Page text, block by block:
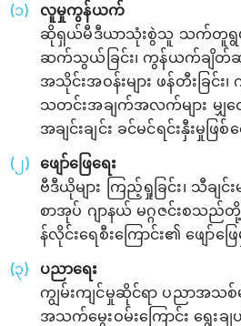
လူမှုကွန်ယက်
ဆိုရှယ်မီဒီယာသုံးစွဲသူ သက်တူရွယ်
ဆက်သွယ်ခြင်း၊ ကွန်ယက်ချိတ်ဆ
အသိုင်းအဝန်းများ ဖန်တီးခြင်
သတင်းအချက်အလက်များ မျှဝ
အချင်းချင်း ခင်မင်ရင်းနှီးမှုဖြ
ဖျော်ဖြေရေး
ဗီဒီယိုများ ကြည့်ရှုခြင်း၊ သီချင်းမ
စာအုပ် ဂျာနယ် မဂ္ဂဇင်းစသည်
န်လိုင်းရေစီးကြောင်း၏ ဖျော်ဖ
ပညာရေး
ကျွမ်းကျင်မှုဆိုင်ရာ ပညာအသစ်မ
အသက်မွေးဝမ်းကြောင်း ရွေးချယ်